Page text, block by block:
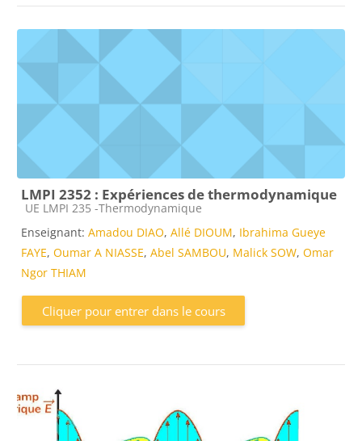
LMPI 2352 : Expériences de thermodynamique
Catégorie de cours
UE LMPI 235 -Thermodynamique
Enseignant: Amadou DIAO, Allé DIOUM, Ibrahima Gueye
FAYE, Oumar A NIASSE, Abel SAMBOU, Malick SOW, Omar
Ngor THIAM
Cliquer pour entrer dans le cours